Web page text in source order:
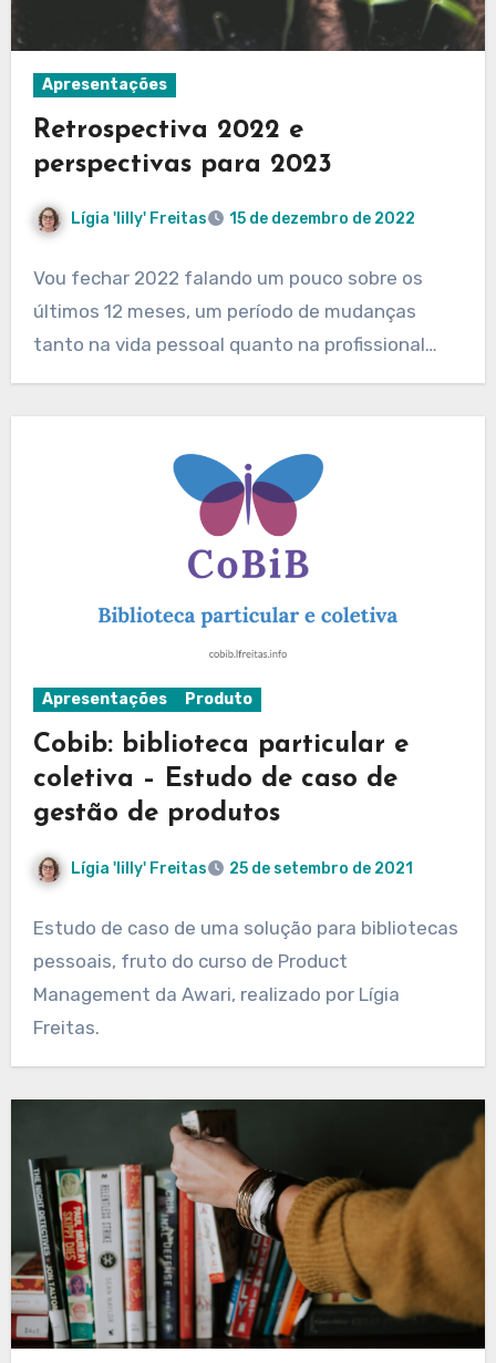
Apresentações
Retrospectiva 2022 e
perspectivas para 2023
Lígia 'lilly' Freitas 15 de dezembro de 2022
Vou fechar 2022 falando um pouco sobre os
últimos 12 meses, um período de mudanças
tanto na vida pessoal quanto na profissional…
Apresentações Produto
Cobib: biblioteca particular e
coletiva – Estudo de caso de
gestão de produtos
Lígia 'lilly' Freitas 25 de setembro de 2021
Estudo de caso de uma solução para bibliotecas
pessoais, fruto do curso de Product
Management da Awari, realizado por Lígia
Freitas.